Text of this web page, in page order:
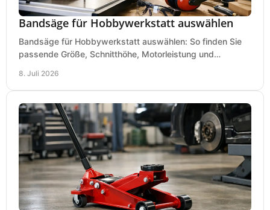
Bandsäge für Hobbywerkstatt auswählen
Bandsäge für Hobbywerkstatt auswählen: So finden Sie
passende Größe, Schnitthöhe, Motorleistung und
8. Juli 2026